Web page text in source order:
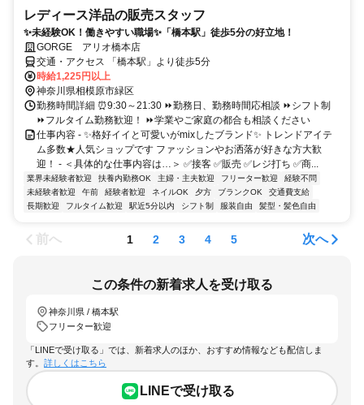
レディース洋品の販売スタッフ
✨未経験OK！働きやすい職場✨「橋本駅」徒歩5分の好立地！
GORGE アリオ橋本店
交通・アクセス 「橋本駅」より徒歩5分
時給1,225円以上
神奈川県相模原市緑区
勤務時間詳細 ⏰9:30～21:30 ⏩勤務日、勤務時間応相談 ⏩シフト制
⏩フルタイム勤務歓迎！ ⏩学業やご家庭の都合も相談ください
仕事内容 - ✨格好イイと可愛いがmixしたブランド✨ トレンドアイテ
ム多数★人気ショップです ファッションやお洒落が好きな方大歓
迎！ - ＜具体的な仕事内容は…＞ ✅接客 ✅販売 ✅レジ打ち ✅商...
業界未経験者歓迎 扶養内勤務OK 主婦・主夫歓迎 フリーター歓迎
経験不問
未経験者歓迎
午前 経験者歓迎 ネイルOK 夕方 ブランクOK
交通費支給
長期歓迎
フルタイム歓迎 駅近5分以内 シフト制 服装自由 髪型・髪色自由
前へ 1 2 3 4 5 次へ
この条件の新着求人を受け取る
神奈川県 / 橋本駅
フリーター歓迎
「LINEで受け取る」では、新着求人のほか、おすすめ情報なども配信しま
す。 詳しくはこちら
LINEで受け取る